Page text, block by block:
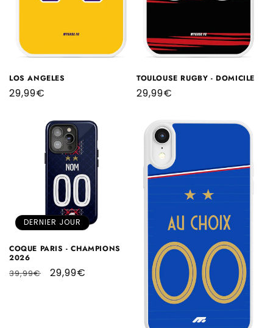
LOS ANGELES
Prix
29,99€
TOULOUSE RUGBY - DOMICILE
Prix
29,99€
DERNIER JOUR
COQUE PARIS - CHAMPIONS
2026
Prix
39,99€
Prix
29,99€